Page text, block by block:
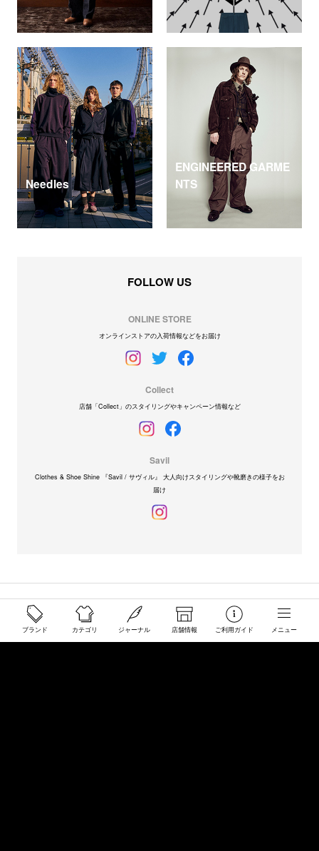
ブランド カテゴリ ジャーナル 店舗情報 ご利用ガイド メニュー
Needles
ENGINEERED GARME
NTS
FOLLOW US
ONLINE STORE
オンラインストアの入荷情報などをお届け
Collect
店舗「Collect」のスタイリングやキャンペーン情報など
Savil
Clothes & Shoe Shine 『Savil / サヴィル』 大人向けスタイリングや靴磨きの様子をお
届け
ご利用ガイド
配送と送料について